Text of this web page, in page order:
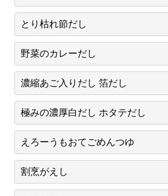
とり枯れ節だし
野菜のカレーだし
濃縮あご入りだし 箔だし
極みの濃厚白だし ホタテだし
えろーうもおてごめんつゆ
割烹がえし